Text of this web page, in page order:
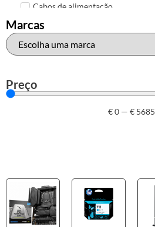
Cabos de alimentação
Colunas de Som
Hubs
Mais acessórios USB
HP
Outros acessórios de informática
Marcas
Preço
€0 — € 5685